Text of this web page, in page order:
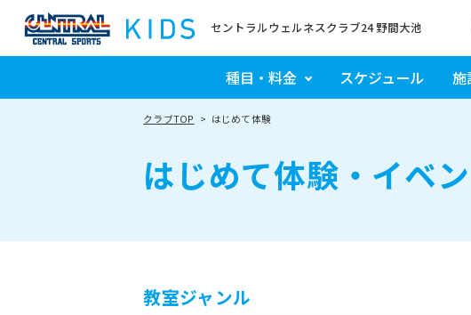
セントラルウェルネスクラブ24 野間大池
種目・料金 スケジュール 施
クラブTOP はじめて体験
はじめて体験・イベ
教室ジャンル